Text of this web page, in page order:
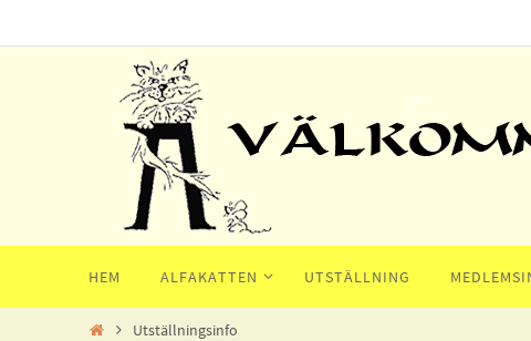
till
innehållet
HEM ALFAKATTEN UTSTÄLLNING
HomeUtställningsinfo